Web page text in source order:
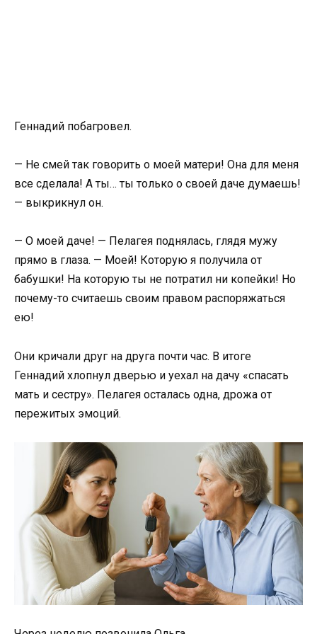
Геннадий побагровел.
— Не смей так говорить о моей матери! Она для меня
все сделала! А ты… ты только о своей даче думаешь!
— выкрикнул он.
— О моей даче! — Пелагея поднялась, глядя мужу
прямо в глаза. — Моей! Которую я получила от
бабушки! На которую ты не потратил ни копейки! Но
почему-то считаешь своим правом распоряжаться
ею!
Они кричали друг на друга почти час. В итоге
Геннадий хлопнул дверью и уехал на дачу «спасать
мать и сестру». Пелагея осталась одна, дрожа от
пережитых эмоций.